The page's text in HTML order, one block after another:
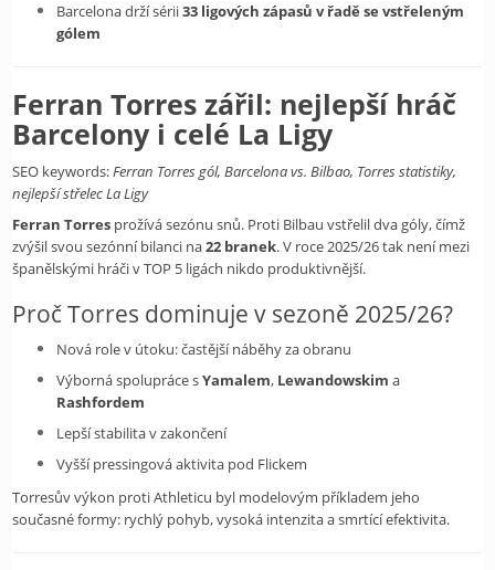
Barcelona drží sérii33 ligových zápasů v řadě se vstřeleným
gólem
Ferran Torres zářil: nejlepší hráč
Barcelony i celé La Ligy
SEO keywords:Ferran Torres gól, Barcelona vs. Bilbao, Torres statistiky,
nejlepší střelec La Ligy
Ferran Torres prožívá sezónu snů. Proti Bilbau vstřelil dva góly, čímž
zvýšil svou sezónní bilanci na22 branek. V roce 2025/26 tak není mezi
španělskými hráči v TOP 5 ligách nikdo produktivnější.
Proč Torres dominuje v sezoně 2025/26?
Nová role v útoku: častější náběhy za obranu
Výborná spolupráce sYamalem, Lewandowskim a
Rashfordem
Lepší stabilita v zakončení
Vyšší pressingová aktivita pod Flickem
Torresův výkon proti Athleticu byl modelovým příkladem jeho
současné formy: rychlý pohyb, vysoká intenzita a smrtící efektivita.